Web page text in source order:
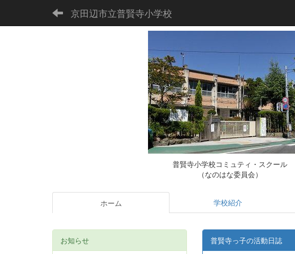
京田辺市立普賢寺小学校
普賢寺小学校コミュティ・スクール
（なのはな委員会）
ホーム 学校紹介
普賢寺っ子の活動日誌
お知らせ